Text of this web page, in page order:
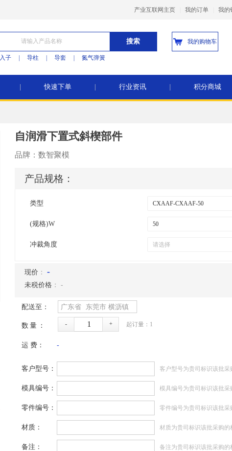
产业互联网主页 我的订单 我的
搜索
入子 导柱 导套 氮气弹簧
我的购物车
快速下单 行业资讯 积分商城
自润滑下置式斜楔部件
品牌： 数智聚模
产品规格：
类型
(规格)W
冲裁角度
现价 ： -
未税价格 ： -
配送至： 广东省 东莞市 横沥镇
数量： - + 起订量： 1
运 费： -
客户型号： 客户型号为贵司标识该批采
模具编号： 模具编号为贵司标识该批采
零件编号： 零件编号为贵司标识该批采
材质： 材质为贵司标识该批采购的
备注： 备注为贵司标识该批采购的